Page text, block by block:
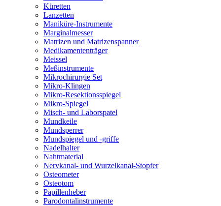
Küretten
Lanzetten
Maniküre-Instrumente
Marginalmesser
Matrizen und Matrizenspanner
Medikamententräger
Meissel
Meßinstrumente
Mikrochirurgie Set
Mikro-Klingen
Mikro-Resektionsspiegel
Mikro-Spiegel
Misch- und Laborspatel
Mundkeile
Mundsperrer
Mundspiegel und -griffe
Nadelhalter
Nahtmaterial
Nervkanal- und Wurzelkanal-Stopfer
Osteometer
Osteotom
Papillenheber
Parodontalinstrumente